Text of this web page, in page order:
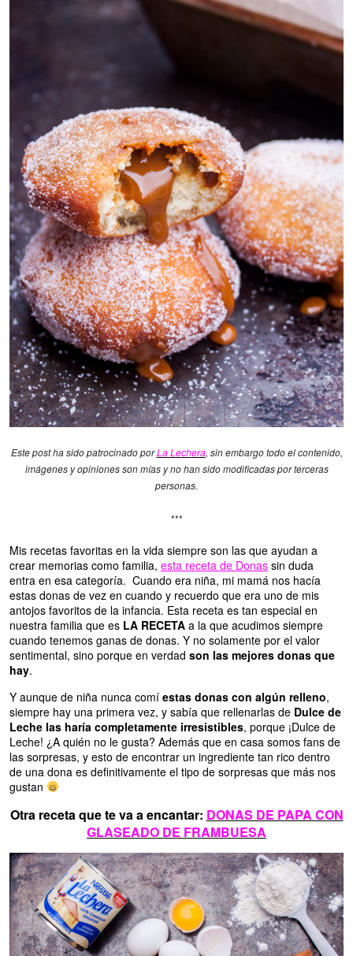
Este post ha sido patrocinado porLa Lechera, sin embargo todo el contenido,
imágenes y opiniones son mías y no han sido modificadas por terceras
personas.
***
Mis recetas favoritas en la vida siempre son las que ayudan a
crear memorias como familia, esta receta de Donas sin duda
entra en esa categoría. Cuando era niña, mi mamá nos hacía
estas donas de vez en cuando y recuerdo que era uno de mis
antojos favoritos de la infancia. Esta receta es tan especial en
nuestra familia que es LA RECETA a la que acudimos siempre
cuando tenemos ganas de donas. Y no solamente por el valor
sentimental, sino porque en verdad son las mejores donas que
hay.
Y aunque de niña nunca comí estas donas con algún relleno,
siempre hay una primera vez, y sabía que rellenarlas de Dulce de
Leche las haría completamente irresistibles, porque ¡Dulce de
Leche! ¿A quién no le gusta? Además que en casa somos fans de
las sorpresas, y esto de encontrar un ingrediente tan rico dentro
de una dona es definitivamente el tipo de sorpresas que más nos
gustan
Otra receta que te va a encantar: DONAS DE PAPA CON
GLASEADO DE FRAMBUESA